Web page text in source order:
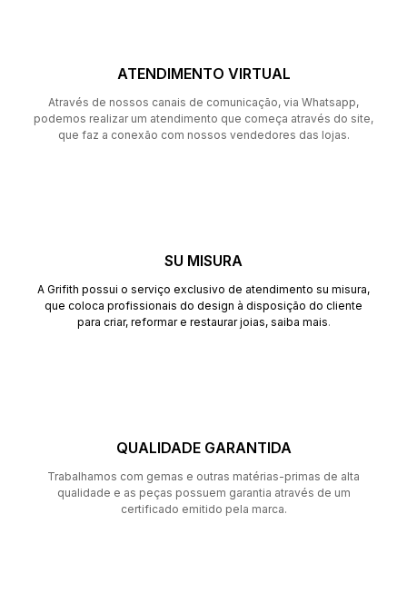
ATENDIMENTO VIRTUAL
Através de nossos canais de comunicação, via Whatsapp,
podemos realizar um atendimento que começa através do site,
que faz a conexão com nossos vendedores das lojas.
SU MISURA
A Grifith possui o serviço exclusivo de atendimento su misura,
que coloca profissionais do design à disposição do cliente
para criar, reformar e restaurar joias, saiba mais.
QUALIDADE GARANTIDA
Trabalhamos com gemas e outras matérias-primas de alta
qualidade e as peças possuem garantia através de um
certificado emitido pela marca.